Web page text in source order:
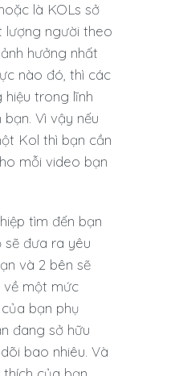
là KOLs sở
lượng người theo
hưởng nhất
nào đó, thì các
hiệu trong lĩnh
Vì vậy nếu
Kol thì bạn cần
mỗi video bạn
tìm đến bạn
sẽ đưa ra yêu
và 2 bên sẽ
về một mức
bạn phụ
đang sở hữu
bao nhiêu. Và